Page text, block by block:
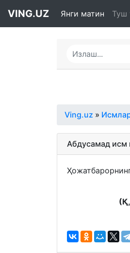
VING.UZ Янги матин Туш
Ving.uz »
Абдусамад исм